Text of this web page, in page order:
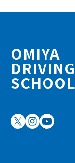
OMIYA
DRIVING
SCHOOL